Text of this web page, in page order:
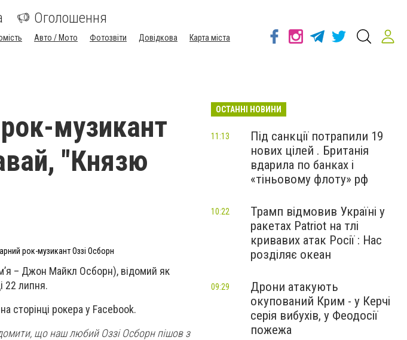
Оголошення
Авто / Мото Фотозвіти Довідкова
Карта міста
музикант
"Князю
рок-музикант Оззі Осборн
– Джон Майкл Осборн), відомий як
22 липня.
сторінці рокера у Facebook.
що наш любий Оззі Осборн пішов з
ОСТАННІ НОВИНИ
Під санкції потрапили 19
нових цілей . Британія
вдарила по банках і
«тіньовому флоту» рф
11:13
Трамп відмовив Україні у
ракетах Patriot на тлі
кривавих атак Росії : Нас
розділяє океан
10:22
Дрони атакують
окупований Крим - у Керчі
серія вибухів, у Феодосії
пожежа
09:29